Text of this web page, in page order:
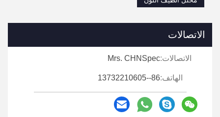
الاتصالات
الاتصالات:Mrs. CHNSpec
الهاتف:86--13732210605